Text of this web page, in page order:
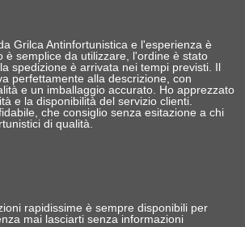
Grilca Antinfortunistica e l'esperienza è
è semplice da utilizzare, l'ordine è stato
spedizione è arrivata nei tempi previsti. Il
perfettamente alla descrizione, con
e un imballaggio accurato. Ho apprezzato
e la disponibilità del servizio clienti.
che consiglio senza esitazione a chi
di qualità.
rapidissime è sempre disponibili per
mai lasciarti senza informazioni